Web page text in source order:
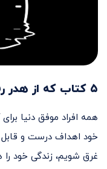
۵ کتاب که از هدر رفتن زندگیتان جلوگیری می‌کند
همه افراد موفق دنیا
خود اهداف درست و
غرق شویم، زندگی خود را